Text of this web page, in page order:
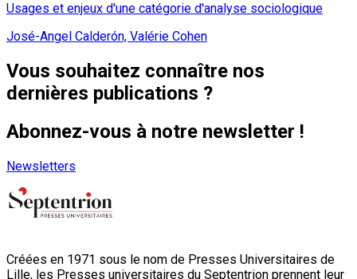
Usages et enjeux d'une catégorie d'analyse sociologique
José-Angel Calderón, Valérie Cohen
Vous souhaitez connaître nos
dernières publications ?
Abonnez-vous à notre newsletter !
Newsletters
Créées en 1971 sous le nom de Presses Universitaires de
Lille, les Presses universitaires du Septentrion prennent leur